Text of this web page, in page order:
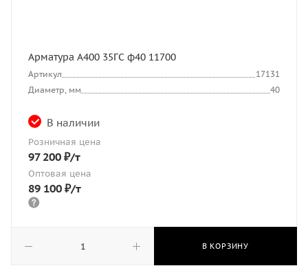
Арматура А400 35ГС ф40 11700
Артикул
17131
Диаметр, мм
40
В наличии
Розничная цена
97 200 ₽/т
Оптовая цена
89 100 ₽/т
В КОРЗИНУ